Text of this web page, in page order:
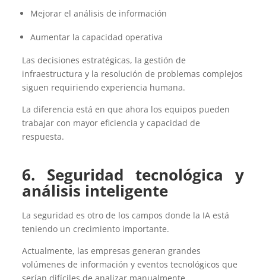
Mejorar el análisis de información
Aumentar la capacidad operativa
Las decisiones estratégicas, la gestión de
infraestructura y la resolución de problemas complejos
siguen requiriendo experiencia humana.
La diferencia está en que ahora los equipos pueden
trabajar con mayor eficiencia y capacidad de
respuesta.
6. Seguridad tecnológica y
análisis inteligente
La seguridad es otro de los campos donde la IA está
teniendo un crecimiento importante.
Actualmente, las empresas generan grandes
volúmenes de información y eventos tecnológicos que